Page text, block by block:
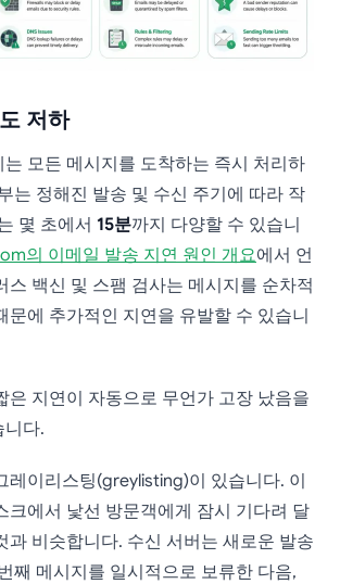
저하
모든 메시지를 도착하는 즉시 처리하
는 정해진 발송 및 수신 주기에 따라 작
몇 초에서 15분까지 다양할 수 있습니
의 이메일 발송 지연 원인 개요에서 언
스 백신 및 스팸 검사는 메시지를 순차적
문에 추가적인 지연을 유발할 수 있습니
은 지연이 자동으로 무언가 고장 났음을
니다.
레이리스팅(greylisting)이 있습니다. 이
크에서 낯선 방문객에게 잠시 기다려 달
과 비슷합니다. 수신 서버는 새로운 발송
째 메시지를 일시적으로 보류한 다음,